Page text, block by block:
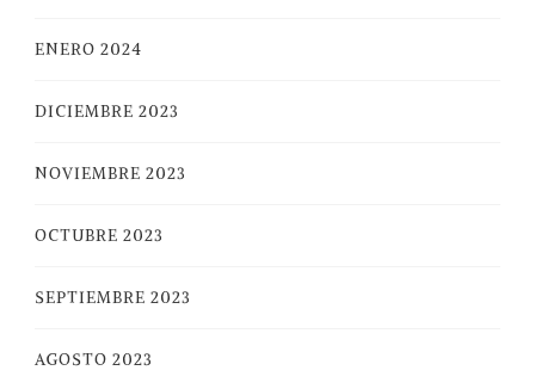
ENERO 2024
DICIEMBRE 2023
NOVIEMBRE 2023
OCTUBRE 2023
SEPTIEMBRE 2023
AGOSTO 2023